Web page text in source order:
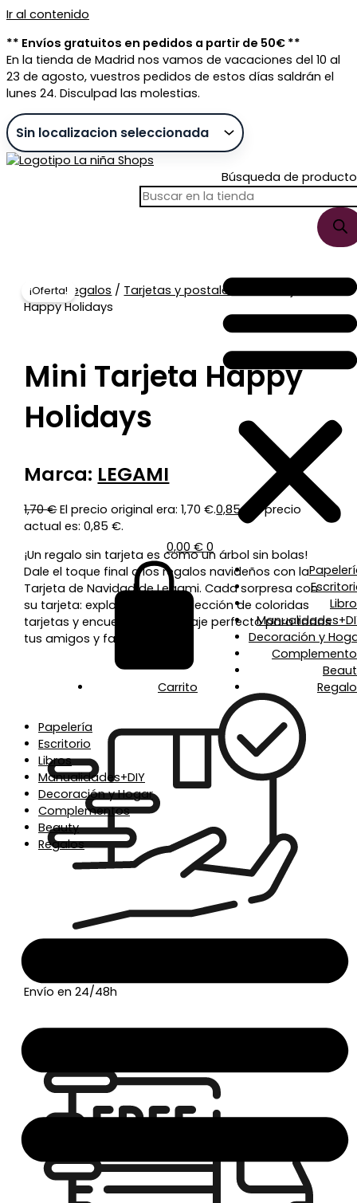
Ir al contenido
** Envíos gratuitos en pedidos a partir de 50€ **
En la tienda de Madrid nos vamos de vacaciones del 10 al
23 de agosto, vuestros pedidos de estos días saldrán el
lunes 24. Disculpad las molestias.
Búsqueda de
0,00 € 0
Carrito
Decoración y
Papelería
Escritorio
Libros
Manualidades+DIY
Decoración y Hogar
Complementos
Beauty
Regalos
Inicio/Regalos / Tarjetas y postales
Happy Holidays
¡Oferta!
Mini Tarjeta Happy
Holidays
Marca: LEGAMI
1,70€ El precio original era: 1,70 €.0,85€
El precio
actual es: 0,85 €.
¡Un regalo sin tarjeta es como un árbol sin bolas!
Dale el toque final a los regalos navideños con la
Tarjeta de Navidad de Legami. Cada sorpresa con
su tarjeta: explora toda la colección de coloridas
tarjetas y encuentra el mensaje perfecto para todos
tus amigos y familiares.
Envío en 24/48h